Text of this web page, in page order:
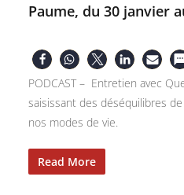
Paume, du 30 janvier
PODCAST – Entretien avec
saisissant des déséquilibres
nos modes de vie.
Read More